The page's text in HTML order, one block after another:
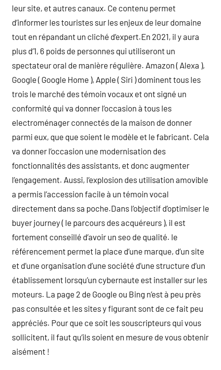
leur site, et autres canaux. Ce contenu permet
d’informer les touristes sur les enjeux de leur domaine
tout en répandant un cliché d’expert.En 2021, il y aura
plus d’1, 6 poids de personnes qui utiliseront un
spectateur oral de manière régulière. Amazon ( Alexa ),
Google ( Google Home ), Apple ( Siri ) dominent tous les
trois le marché des témoin vocaux et ont signé un
conformité qui va donner l’occasion à tous les
electroménager connectés de la maison de donner
parmi eux, que que soient le modèle et le fabricant. Cela
va donner l’occasion une modernisation des
fonctionnalités des assistants, et donc augmenter
l’engagement. Aussi, l’explosion des utilisation amovible
a permis l’accession facile à un témoin vocal
directement dans sa poche.Dans l’objectif d’optimiser le
buyer journey ( le parcours des acquéreurs ), il est
fortement conseillé d’avoir un seo de qualité. le
référencement permet la place d’une marque, d’un site
et d’une organisation d’une société d’une structure d’un
établissement lorsqu’un cybernaute est installer sur les
moteurs. La page 2 de Google ou Bing n’est à peu près
pas consultée et les sites y figurant sont de ce fait peu
appréciés. Pour que ce soit les souscripteurs qui vous
sollicitent, il faut qu’ils soient en mesure de vous obtenir
aisément !